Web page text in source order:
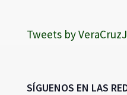
Tweets by
SÍGUENOS EN LAS